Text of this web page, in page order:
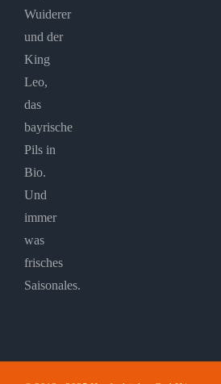
Wuiderer
und der
King
Leo,
das
bayrische
Pils in
Bio.
Und
immer
was
frisches
Saisonales.